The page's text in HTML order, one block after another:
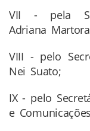
VII - pela
Adriana
VIII - pelo
Nei Suato;
IX - pelo
e